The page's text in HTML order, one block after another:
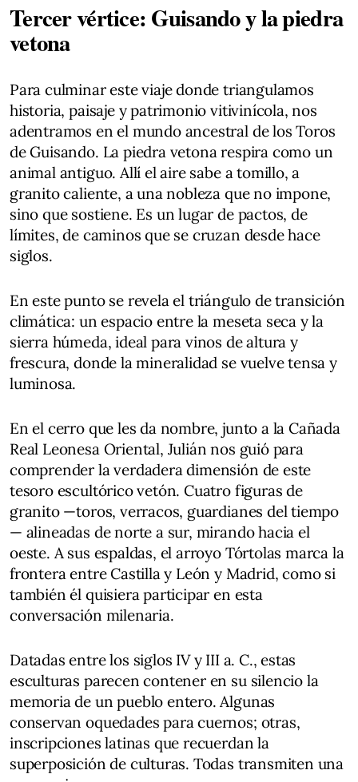
Tercer vértice: Guisando y la piedra
vetona
Para culminar este viaje donde triangulamos
historia, paisaje y patrimonio vitivinícola, nos
adentramos en el mundo ancestral de los Toros
de Guisando. La piedra vetona respira como un
animal antiguo. Allí el aire sabe a tomillo, a
granito caliente, a una nobleza que no impone,
sino que sostiene. Es un lugar de pactos, de
límites, de caminos que se cruzan desde hace
siglos.
En este punto se revela el triángulo de transición
climática: un espacio entre la meseta seca y la
sierra húmeda, ideal para vinos de altura y
frescura, donde la mineralidad se vuelve tensa y
luminosa.
En el cerro que les da nombre, junto a la Cañada
Real Leonesa Oriental, Julián nos guió para
comprender la verdadera dimensión de este
tesoro escultórico vetón. Cuatro figuras de
granito —toros, verracos, guardianes del tiempo
— alineadas de norte a sur, mirando hacia el
oeste. A sus espaldas, el arroyo Tórtolas marca la
frontera entre Castilla y León y Madrid, como si
también él quisiera participar en esta
conversación milenaria.
Datadas entre los siglos IV y III a. C., estas
esculturas parecen contener en su silencio la
memoria de un pueblo entero. Algunas
conservan oquedades para cuernos; otras,
inscripciones latinas que recuerdan la
superposición de culturas. Todas transmiten una